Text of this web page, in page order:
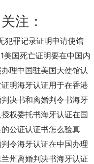
注：
犯罪记录证明申请使馆
美国死亡证明要在中国内
怎么办理公证认证？
理中国驻美国大使馆认
明海牙认证用于在香港
用
决书和离婚判令书海牙
国更改婚姻状况
权委托书海牙认证在国
事宜怎么做呢？
公证认证书怎么验真
令海牙认证在中国办理
用
州离婚判决书海牙认证